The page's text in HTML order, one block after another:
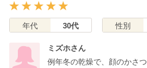
年代 30代 性別
ミズホさん
例年冬の乾燥で、顔のかさ